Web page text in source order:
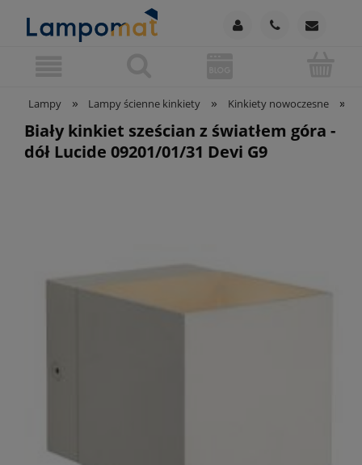
Lampy » Lampy ścienne kinkiety » Kinkiety nowoczesne »
Biały kinkiet sześcian z światłem góra -
dół Lucide 09201/01/31 Devi G9